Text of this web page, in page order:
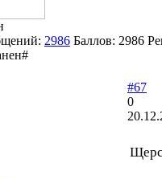
2986 Баллов: 2986
#67
0